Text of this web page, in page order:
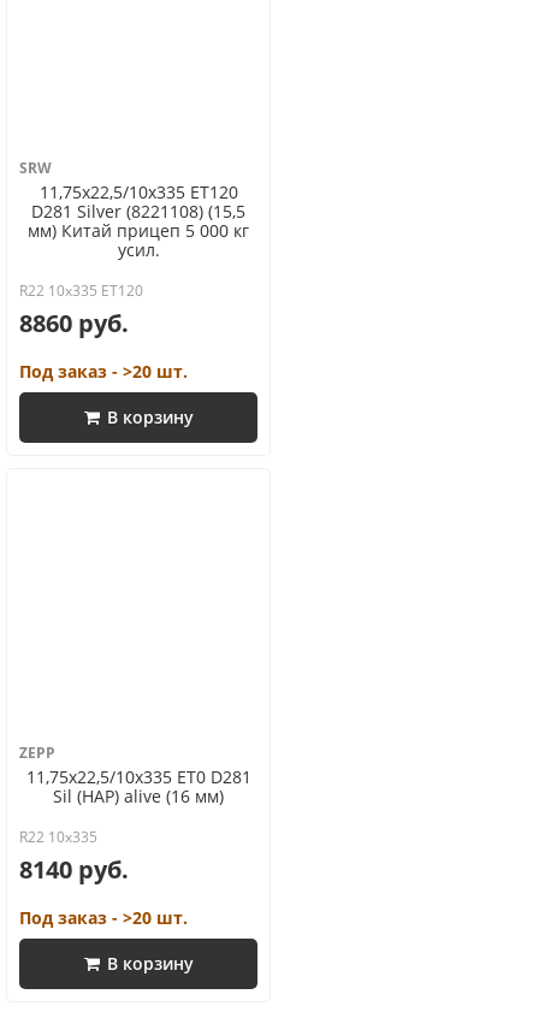
SRW
11,75x22,5/10x335 ET120
D281 Silver (8221108) (15,5
мм) Китай прицеп 5 000 кг
усил.
R22 10x335 ET120
8860 руб.
Под заказ - >20 шт.
В корзину
ZEPP
11,75x22,5/10x335 ET0 D281
Sil (HAP) alive (16 мм)
R22 10x335
8140 руб.
Под заказ - >20 шт.
В корзину